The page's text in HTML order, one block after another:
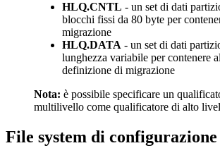
HLQ.CNTL - un set di dati
blocchi fissi da 80 byte per
migrazione
HLQ.DATA - un set di dati
lunghezza variabile per contenere
definizione di migrazione
Nota: è possibile specificare un
multilivello come qualificatore di alto
File system di configurazione